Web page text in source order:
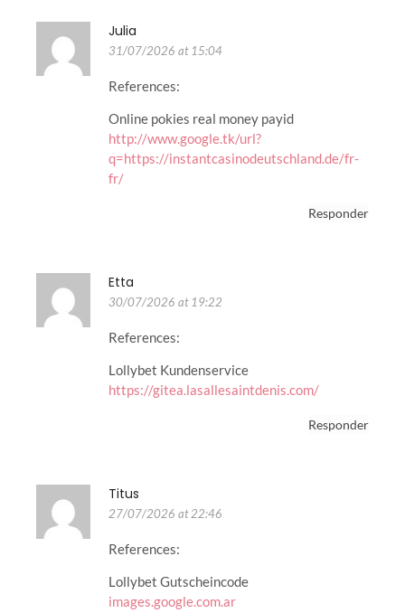
Julia
31/07/2026 at 15:04
References:
Online pokies real money payid
http://www.google.tk/url?
q=https://instantcasinodeutschland.de/fr-
fr/
Responder
Etta
30/07/2026 at 19:22
References:
Lollybet Kundenservice
https://gitea.lasallesaintdenis.com/
Responder
Titus
27/07/2026 at 22:46
References:
Lollybet Gutscheincode
images.google.com.ar